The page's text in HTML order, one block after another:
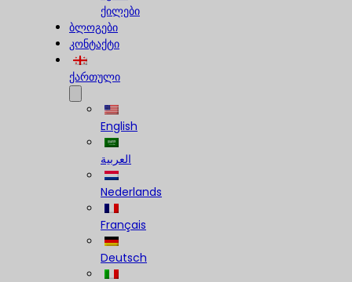
ქილები
ბლოგები
კონტაქტი
ქართული
English
العربية
Nederlands
Français
Deutsch